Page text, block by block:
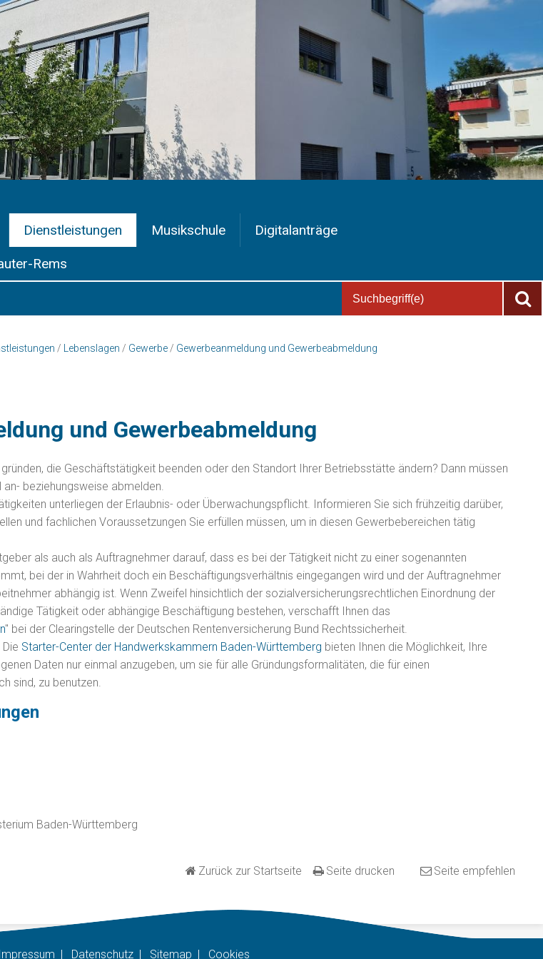
Dienstleistungen Musikschule Digitalanträge
Rems
/ Lebenslagen / Gewerbe / Gewerbeanmeldung und Gewerbeabmeldung
und Gewerbeabmeldung
die Geschäftstätigkeit beenden oder den Standort Ihrer Betriebsstätte ändern? Dann müssen
an- beziehungsweise abmelden.
unterliegen der Erlaubnis- oder Überwachungspflicht. Informieren Sie sich frühzeitig darüber,
und fachlichen Voraussetzungen Sie erfüllen müssen, um in diesen Gewerbebereichen tätig
als auch als Auftragnehmer darauf, dass es bei der Tätigkeit nicht zu einer sogenannten
bei der in Wahrheit doch ein Beschäftigungsverhältnis eingegangen wird und der Auftragnehmer
abhängig ist. Wenn Zweifel hinsichtlich der sozialversicherungsrechtlichen Einordnung der
Tätigkeit oder abhängige Beschäftigung bestehen, verschafft Ihnen das
" bei der Clearingstelle der Deutschen Rentenversicherung Bund Rechtssicherheit.
Starter-Center der Handwerkskammern Baden-Württemberg bieten Ihnen die Möglichkeit, Ihre
Daten nur einmal anzugeben, um sie für alle Gründungsformalitäten, die für einen
sind, zu benutzen.
Baden-Württemberg
Zurück zur Startseite Seite drucken Seite empfehlen
Impressum | Datenschutz | Sitemap | Cookies